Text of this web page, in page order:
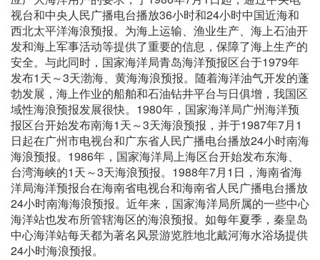
视台和中央人民广播电台播放36小时和24小时中国近海和
西北太平洋海浪预报。为海上运输、渔业生产、海上石油开
发和海上军事活动等提供了重要的信息，保障了海上生产的
安全。与此同时，国家海洋局青岛海洋预报区台于1979年
发布1天～3天渤海、黄海海浪预报。随着海洋油气开发的蓬
勃发展，海上作业的船舶和石油钻井平台与日俱增，我国区
域性海浪预报发展很快。1980年，国家海洋局广州海洋预
报区台开始发布南海1天～3天海浪预报，并于1987年7月1
日起在广州市电视台和广东省人民广播电台播放24小时南海
海浪预报。1986年，国家海洋局上海区台开始发布东海、
台湾海峡的1天～3天海浪预报。1988年7月1日，海南省海
洋局海洋预报台在海南省电视台和海南省人民广播电台播放
24小时南海海浪预报。近年来，国家海洋局所属的一些中心
海洋站也发布所管辖海区的海浪预报。如每年夏季，秦皇岛
中心海洋站每天都为著名风景游览胜地北戴河海水浴场提供
24小时海浪预报。